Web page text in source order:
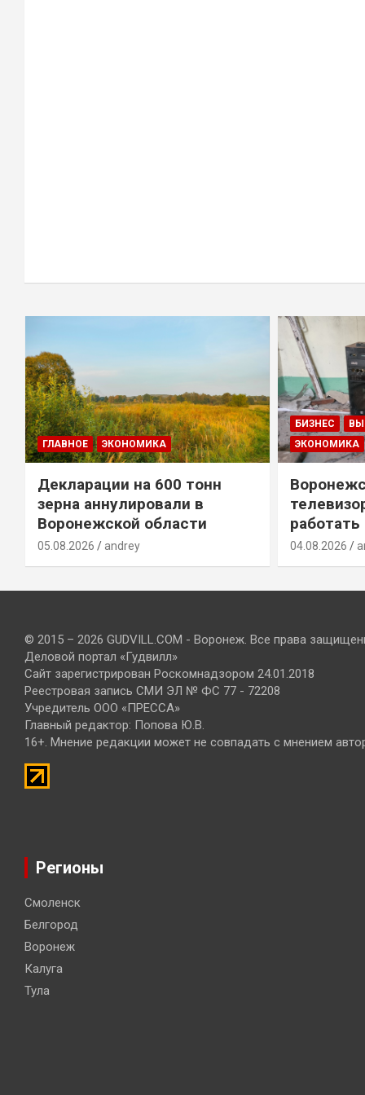
ГЛАВНОЕ ЭКОНОМИКА
Декларации на 600 тонн
зерна аннулировали в
Воронежской области
05.08.2026 andrey
БИЗНЕС
ЭКОНОМИКА
работать
04.08.2026
© 2015 – 2026 GUDVILL.COM - Воронеж. Все права
Деловой портал «Гудвилл»
Сайт зарегистрирован Роскомнадзором 24.01.2018
Реестровая запись СМИ ЭЛ № ФС 77 - 72208
Учредитель ООО «ПРЕССА»
Главный редактор: Попова Ю.В.
16+. Мнение редакции может не совпадать с мнением
Регионы
Смоленск
Белгород
Воронеж
Калуга
Тула